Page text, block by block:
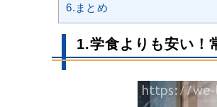
6.まとめ
1.学食よりも安い！